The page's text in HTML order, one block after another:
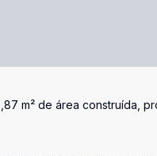
m² de área construída,